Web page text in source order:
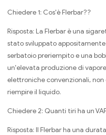
Chiedere 1: Cos'è Flerbar??
Risposta: La Flerbar è una
stato sviluppato
serbatoio preriempito e una
un'elevata produzione di
elettroniche convenzionali, non
riempire il liquido.
Chiedere 2: Quanti tiri ha un
Risposta: Il Flerbar ha una